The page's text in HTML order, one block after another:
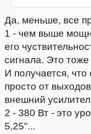
Да, меньше, все
1 - чем выше
его
сигнала. Это
И получается,
просто от
внешний
2 - 380 Вт - это
5,25"...